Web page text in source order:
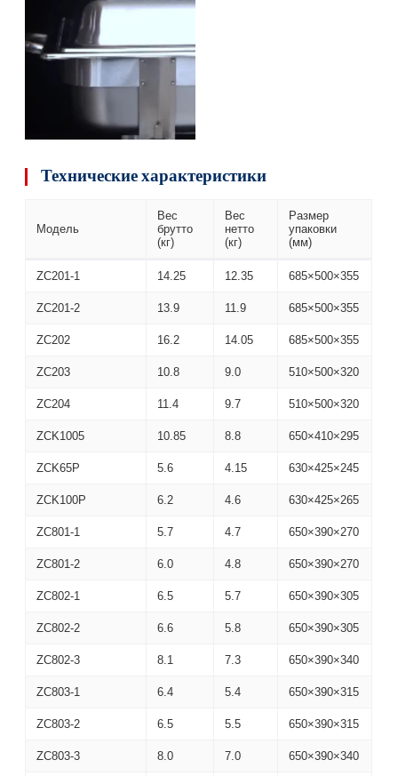
Технические характеристики
Модель
Вес
брутто
(кг)
Вес
нетто
(кг)
Размер
упаковки
(мм)
ZC201-1 14.25 12.35 685×500×355
ZC201-2 13.9 11.9 685×500×355
ZC202 16.2 14.05 685×500×355
ZC203 10.8 9.0 510×500×320
ZC204 11.4 9.7 510×500×320
ZCK1005 10.85 8.8 650×410×295
ZCK65P 5.6 4.15 630×425×245
ZCK100P 6.2 4.6 630×425×265
ZC801-1 5.7 4.7 650×390×270
ZC801-2 6.0 4.8 650×390×270
ZC802-1 6.5 5.7 650×390×305
ZC802-2 6.6 5.8 650×390×305
ZC802-3 8.1 7.3 650×390×340
ZC803-1 6.4 5.4 650×390×315
ZC803-2 6.5 5.5 650×390×315
ZC803-3 8.0 7.0 650×390×340